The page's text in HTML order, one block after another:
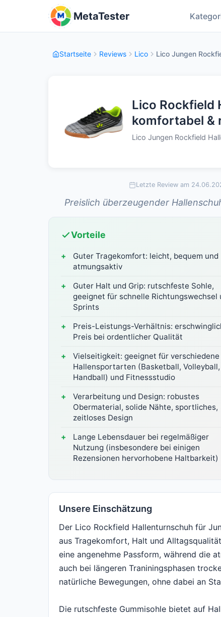
MetaTester
Startseite Reviews Lico Lico Jungen
Lico Rockfield
komfortabel &
Lico Jungen Rockfield
Letzte Review am
Preislich überzeugender
Vorteile
Guter Tragekomfort: leicht, bequem und
atmungsaktiv
Guter Halt und Grip: rutschfeste Sohle,
geeignet für schnelle Richtungswechsel
Sprints
Preis-Leistungs-Verhältnis:
Preis bei ordentlicher Qualität
Vielseitigkeit: geeignet für verschiedene
Hallensportarten (Basketball, Volleyball,
Handball) und Fitnessstudio
Verarbeitung und Design: robustes
Obermaterial, solide Nähte, sportliches,
zeitloses Design
Lange Lebensdauer bei regelmäßiger
Nutzung (insbesondere bei einigen
Rezensionen hervorhobene Haltbarkeit)
Unsere Einschätzung
Der Lico Rockfield Hallenturnschuh für
aus Tragekomfort, Halt und
eine angenehme Passform, während die
auch bei längeren Traniningsphasen
natürliche Bewegungen, ohne dabei an
Die rutschfeste Gummisohle bietet auf